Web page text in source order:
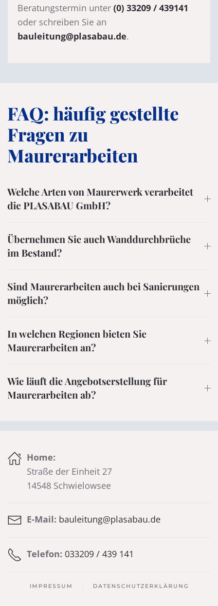
Beratungstermin unter (0) 33209 / 439141
oder schreiben Sie an
bauleitung@plasabau.de.
FAQ: häufig gestellte
Fragen zu
Maurerarbeiten
Welche Arten von Maurerwerk verarbeitet
die PLASABAU GmbH?
Übernehmen Sie auch Wanddurchbrüche
im Bestand?
Sind Maurerarbeiten auch bei Sanierungen
möglich?
In welchen Regionen bieten Sie
Maurerarbeiten an?
Wie läuft die Angebotserstellung für
Maurerarbeiten ab?
Home:
Straße der Einheit 27
14548 Schwielowsee
E-Mail: bauleitung@plasabau.de
Telefon: 033209 / 439 141
IMPRESSUM DATENSCHUTZERKLÄRUNG